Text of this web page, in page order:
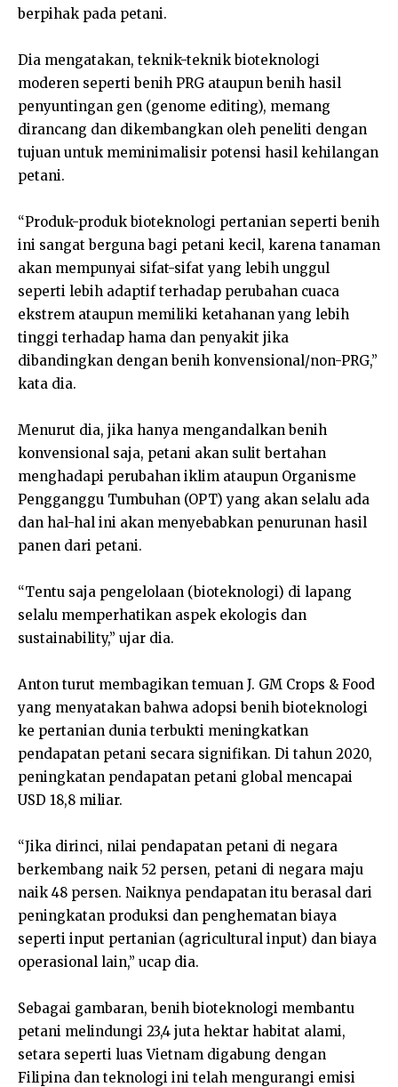
berpihak pada petani.
Dia mengatakan, teknik-teknik bioteknologi
moderen seperti benih PRG ataupun benih hasil
penyuntingan gen (genome editing), memang
dirancang dan dikembangkan oleh peneliti dengan
tujuan untuk meminimalisir potensi hasil kehilangan
petani.
“Produk-produk bioteknologi pertanian seperti benih
ini sangat berguna bagi petani kecil, karena tanaman
akan mempunyai sifat-sifat yang lebih unggul
seperti lebih adaptif terhadap perubahan cuaca
ekstrem ataupun memiliki ketahanan yang lebih
tinggi terhadap hama dan penyakit jika
dibandingkan dengan benih konvensional/non-PRG,”
kata dia.
Menurut dia, jika hanya mengandalkan benih
konvensional saja, petani akan sulit bertahan
menghadapi perubahan iklim ataupun Organisme
Pengganggu Tumbuhan (OPT) yang akan selalu ada
dan hal-hal ini akan menyebabkan penurunan hasil
panen dari petani.
“Tentu saja pengelolaan (bioteknologi) di lapang
selalu memperhatikan aspek ekologis dan
sustainability,” ujar dia.
Anton turut membagikan temuan J. GM Crops & Food
yang menyatakan bahwa adopsi benih bioteknologi
ke pertanian dunia terbukti meningkatkan
pendapatan petani secara signifikan. Di tahun 2020,
peningkatan pendapatan petani global mencapai
USD 18,8 miliar.
“Jika dirinci, nilai pendapatan petani di negara
berkembang naik 52 persen, petani di negara maju
naik 48 persen. Naiknya pendapatan itu berasal dari
peningkatan produksi dan penghematan biaya
seperti input pertanian (agricultural input) dan biaya
operasional lain,” ucap dia.
Sebagai gambaran, benih bioteknologi membantu
petani melindungi 23,4 juta hektar habitat alami,
setara seperti luas Vietnam digabung dengan
Filipina dan teknologi ini telah mengurangi emisi